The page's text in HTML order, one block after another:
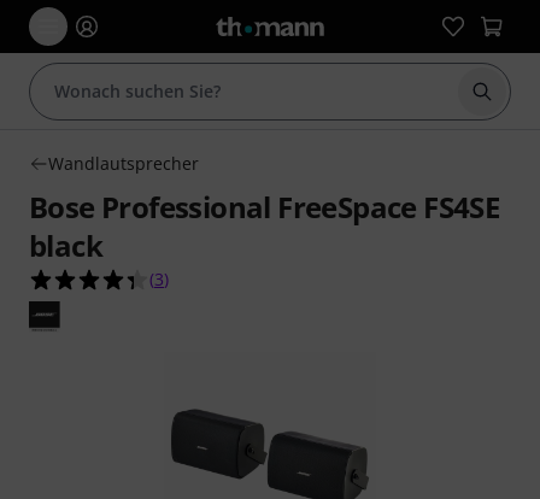
Suche
Wandlautsprecher
Bose Professional FreeSpace FS4SE
black
4.3 von 5 Sternen aus 3 Kundenbewertungen
(3)